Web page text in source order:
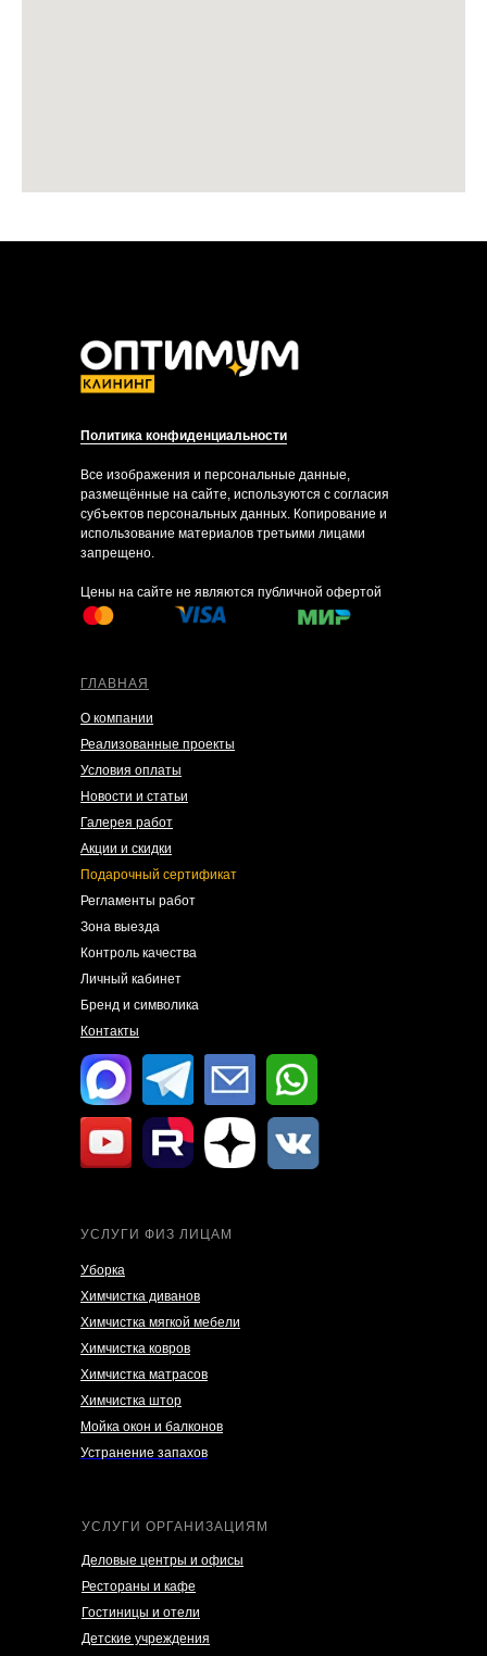
ГЛАВНАЯ
О компании
Реализованные проекты
Условия оплаты
Новости и статьи
Галерея работ
Акции и скидки
Подарочный сертификат
Регламенты работ
Зона выезда
Контроль качества
Личный кабинет
Бренд и символика
Контакты
УСЛУГИ ФИЗ ЛИЦАМ
Уборка
Химчистка диванов
Химчистка мягкой мебели
Химчистка ковров
Химчистка матрасов
Химчистка штор
Мойка окон и балконов
Устранение запахов
УСЛУГИ ОРГАНИЗАЦИЯМ
Деловые центры и офисы
Рестораны и кафе
Гостиницы и отели
Детские учреждения
Политика конфиденциальности
Все изображения и персональные данные,
размещённые на сайте, используются с согласия
субъектов персональных данных. Копирование и
использование материалов третьими лицами
запрещено.
Цены на сайте не являются публичной офертой